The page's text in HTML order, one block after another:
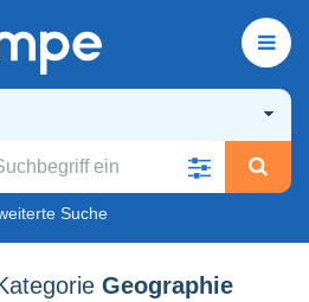
Suche
Geographie